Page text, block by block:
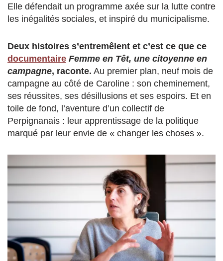
Elle défendait un programme axée sur la lutte contre
les inégalités sociales, et inspiré du municipalisme.
Deux histoires s’entremêlent et c’est ce que ce
documentaire Femme en Têt, une citoyenne en
campagne, raconte. Au premier plan, neuf mois de
campagne au côté de Caroline : son cheminement,
ses réussites, ses désillusions et ses espoirs. Et en
toile de fond, l’aventure d’un collectif de
Perpignanais : leur apprentissage de la politique
marqué par leur envie de « changer les choses ».